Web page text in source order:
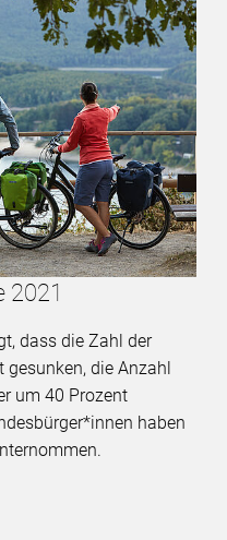
2021
dass die Zahl der
die Anzahl
um 40 Prozent
haben